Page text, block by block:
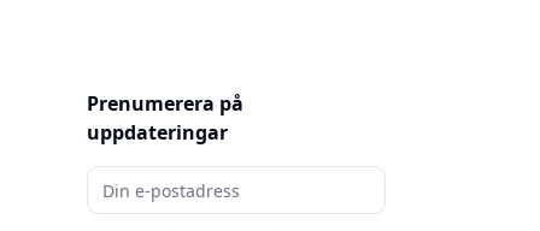
Prenumerera på
uppdateringar